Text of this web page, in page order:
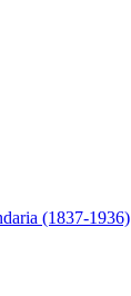
(1837-1936)